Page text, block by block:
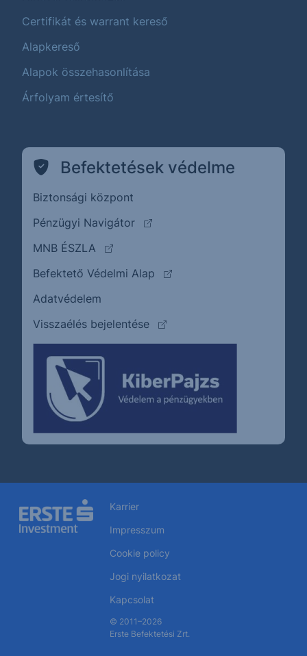
Certifikát és warrant kereső
Alapkereső
Alapok összehasonlítása
Árfolyam értesítő
Befektetések védelme
Biztonsági központ
Pénzügyi Navigátor
(külső oldalra ugrik)
MNB ÉSZLA
(külső oldalra ugrik)
Befektető Védelmi Alap
(külső oldalra ugrik)
Adatvédelem
Visszaélés bejelentése
(külső oldalra ugrik)
Karrier
Impresszum
Cookie policy
Jogi nyilatkozat
Kapcsolat
© 2011–2026
Erste Befektetési Zrt.